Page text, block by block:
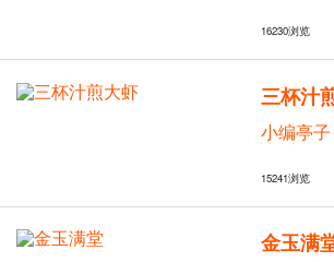
16230浏览
三杯汁
小编亭子
15241浏览
金玉满